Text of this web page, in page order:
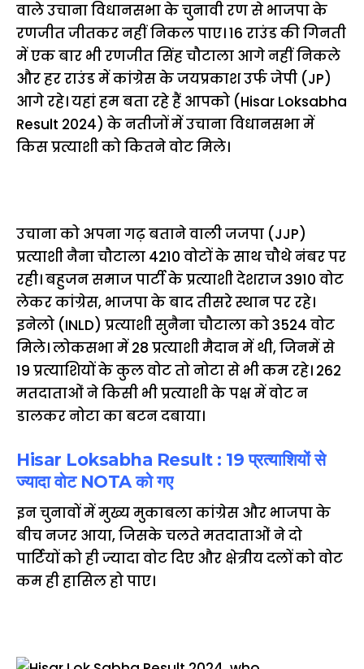
वाले उचाना विधानसभा के चुनावी रण से भाजपा के
रणजीत जीतकर नहीं निकल पाए। 16 राउंड की गिनती
में एक बार भी रणजीत सिंह चौटाला आगे नहीं निकले
और हर राउंड में कांग्रेस के जयप्रकाश उर्फ जेपी (JP)
आगे रहे। यहां हम बता रहे हैं आपको (Hisar Loksabha
Result 2024) के नतीजों में उचाना विधानसभा में
किस प्रत्याशी को कितने वोट मिले।
उचाना को अपना गढ़ बताने वाली जजपा (JJP)
प्रत्याशी नैना चौटाला 4210 वोटों के साथ चौथे नंबर पर
रही। बहुजन समाज पार्टी के प्रत्याशी देशराज 3910 वोट
लेकर कांग्रेस, भाजपा के बाद तीसरे स्थान पर रहे।
इनेलो (INLD) प्रत्याशी सुनैना चौटाला को 3524 वोट
मिले। लोकसभा में 28 प्रत्याशी मैदान में थी, जिनमें से
19 प्रत्याशियों के कुल वोट तो नोटा से भी कम रहे। 262
मतदाताओं ने किसी भी प्रत्याशी के पक्ष में वोट न
डालकर नोटा का बटन दबाया।
Hisar Loksabha Result : 19 प्रत्याशियों से
ज्यादा वोट NOTA को गए
इन चुनावों में मुख्य मुकाबला कांग्रेस और भाजपा के
बीच नजर आया, जिसके चलते मतदाताओं ने दो
पार्टियों को ही ज्यादा वोट दिए और क्षेत्रीय दलों को वोट
कम ही हासिल हो पाए।